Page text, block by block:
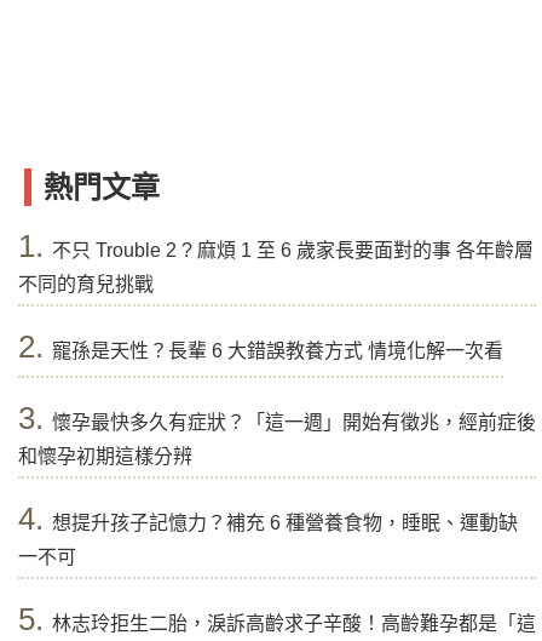
熱門文章
1. 不只 Trouble 2 ? 麻煩 1 至 6 歲家長要面對的事 各年齡層
不同的育兒挑戰
2. 寵孫是天性？長輩 6 大錯誤教養方式 情境化解一次看
3. 懷孕最快多久有症狀？「這一週」開始有徵兆，經前症後
和懷孕初期這樣分辨
4. 想提升孩子記憶力？補充 6 種營養食物，睡眠、運動缺
一不可
5. 林志玲拒生二胎，淚訴高齡求子辛酸！高齡難孕都是「這